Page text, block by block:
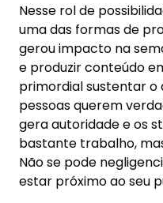
Nesse rol de
uma das formas de
gerou impacto na
e produzir conteúdo
primordial sustentar o
pessoas querem
gera autoridade e os
bastante trabalho,
Não se pode
estar próximo ao seu